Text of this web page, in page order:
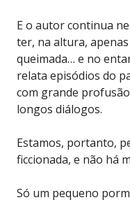
E o autor continua
ter, na altura,
queimada… e no
relata episódios do
com grande
longos diálogos.
Estamos, portanto,
ficcionada, e não há
Só um pequeno